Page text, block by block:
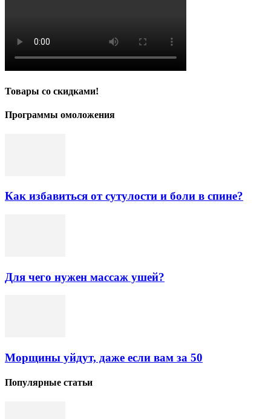
Товары со скидками!
Программы омоложения
Как избавиться от сутулости и боли в спине?
Для чего нужен массаж ушей?
Морщины уйдут, даже если вам за 50
Популярные статьи